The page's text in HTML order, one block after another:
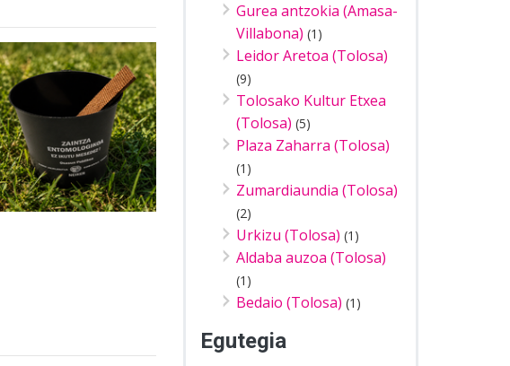
Gurea antzokia (Amasa-
Villabona) (1)
Leidor Aretoa (Tolosa)
(9)
Tolosako Kultur Etxea
(Tolosa) (5)
Plaza Zaharra (Tolosa)
(1)
Zumardiaundia (Tolosa)
(2)
Urkizu (Tolosa) (1)
Aldaba auzoa (Tolosa)
(1)
Bedaio (Tolosa) (1)
Egutegia